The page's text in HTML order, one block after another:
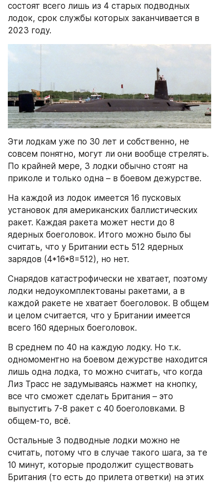
состоят всего лишь из 4 старых подводных
лодок, срок службы которых заканчивается в
2023 году.
Эти лодкам уже по 30 лет и собственно, не
совсем понятно, могут ли они вообще стрелять.
По крайней мере, 3 лодки обычно стоят на
приколе и только одна – в боевом дежурстве.
На каждой из лодок имеется 16 пусковых
установок для американских баллистических
ракет. Каждая ракета может нести до 8
ядерных боеголовок. Итого можно было бы
считать, что у Британии есть 512 ядерных
зарядов (4*16*8=512), но нет.
Снарядов катастрофически не хватает, поэтому
лодки недоукомплектованы ракетами, а в
каждой ракете не хватает боеголовок. В общем
и целом считается, что у Британии имеется
всего 160 ядерных боеголовок.
В среднем по 40 на каждую лодку. Но т.к.
одномоментно на боевом дежурстве находится
лишь одна лодка, то можно считать, что когда
Лиз Трасс не задумываясь нажмет на кнопку,
все что сможет сделать Британия – это
выпустить 7-8 ракет с 40 боеголовками. В
общем-то, всё.
Остальные 3 подводные лодки можно не
считать, потому что в случае такого шага, за те
10 минут, которые продолжит существовать
Британия (то есть до прилета ответки) на этих